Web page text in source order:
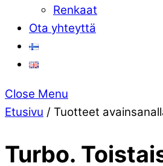
Renkaat
Ota yhteyttä
Close Menu
Etusivu / Tuotteet
Turbo.